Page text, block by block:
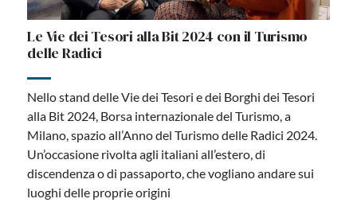
Le Vie dei Tesori alla Bit 2024 con il Turismo
delle Radici
Nello stand delle Vie dei Tesori e dei Borghi dei Tesori
alla Bit 2024, Borsa internazionale del Turismo, a
Milano, spazio all’Anno del Turismo delle Radici 2024.
Un’occasione rivolta agli italiani all’estero, di
discendenza o di passaporto, che vogliano andare sui
luoghi delle proprie origini